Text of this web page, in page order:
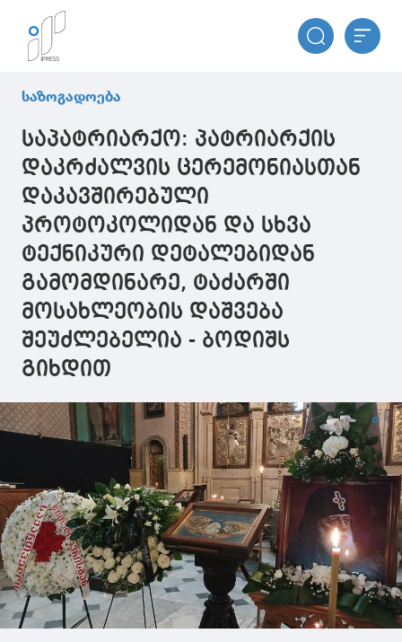
საზოგადოება
საპატრიარქო: პატრიარქის
დაკრძალვის ცერემონიასთან
დაკავშირებული
პროტოკოლიდან და სხვა
ტექნიკური დეტალებიდან
გამომდინარე, ტაძარში
მოსახლეობის დაშვება
შეუძლებელია - ბოდიშს
გიხდით